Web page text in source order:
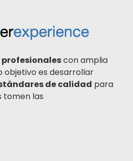
profesionalescon amplia
objetivo es desarrollar
de calidad para
tomen las